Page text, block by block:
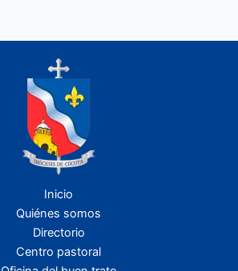
Inicio
Quiénes somos
Directorio
Centro pastoral